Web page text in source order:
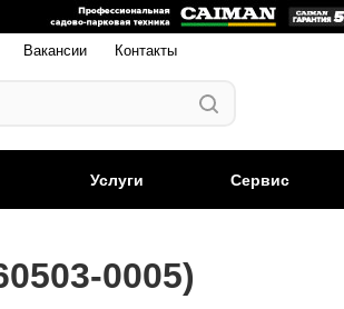
Вакансии Контакты
Услуги Сервис
0005)